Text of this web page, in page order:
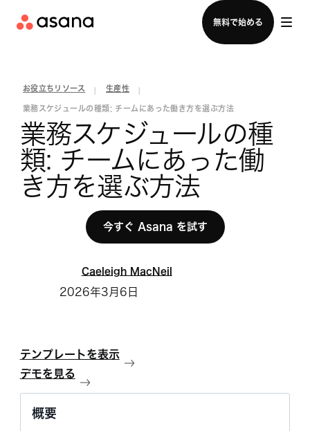
無料で始める
セールスチームに問い合わせる
お役立ちリソース 生産性
業務スケジュールの種類: チームにあった働き方を選ぶ方法
業務スケジュールの種
類: チームにあった働
き方を選ぶ方法
今すぐ Asana を試す
Caeleigh MacNeil
2026年3月6日
テンプレートを表示
デモを見る
概要